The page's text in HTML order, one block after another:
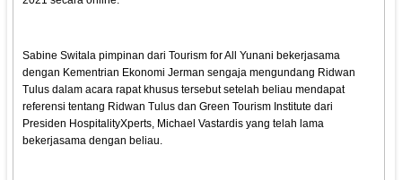
Sabine Switala pimpinan dari Tourism for All Yunani bekerjasama
dengan Kementrian Ekonomi Jerman sengaja mengundang Ridwan
Tulus dalam acara rapat khusus tersebut setelah beliau mendapat
referensi tentang Ridwan Tulus dan Green Tourism Institute dari
Presiden HospitalityXperts, Michael Vastardis yang telah lama
bekerjasama dengan beliau.